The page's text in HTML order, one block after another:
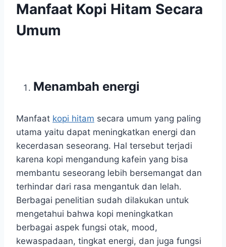
Manfaat Kopi Hitam Secara
Umum
Menambah energi
Manfaat kopi hitam secara umum yang paling
utama yaitu dapat meningkatkan energi dan
kecerdasan seseorang. Hal tersebut terjadi
karena kopi mengandung kafein yang bisa
membantu seseorang lebih bersemangat dan
terhindar dari rasa mengantuk dan lelah.
Berbagai penelitian sudah dilakukan untuk
mengetahui bahwa kopi meningkatkan
berbagai aspek fungsi otak, mood,
kewaspadaan, tingkat energi, dan juga fungsi